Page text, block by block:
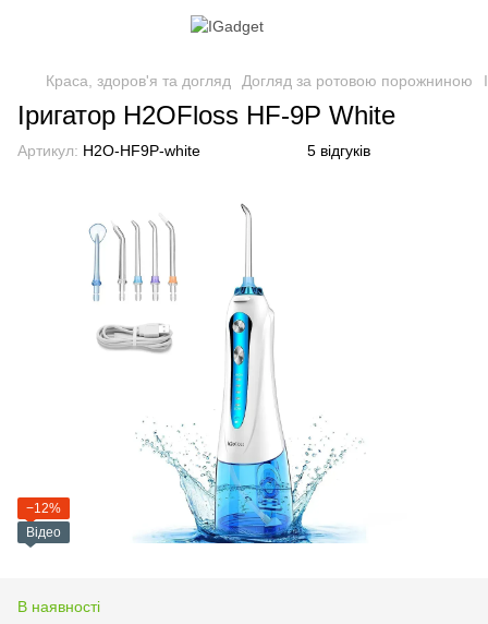
Краса, здоров'я та догляд Догляд за ротовою порожниною
Іригатор H2OFloss HF-9Р White
Артикул: H2O-HF9Р-white 5 відгуків
−12%
Відео
В наявності